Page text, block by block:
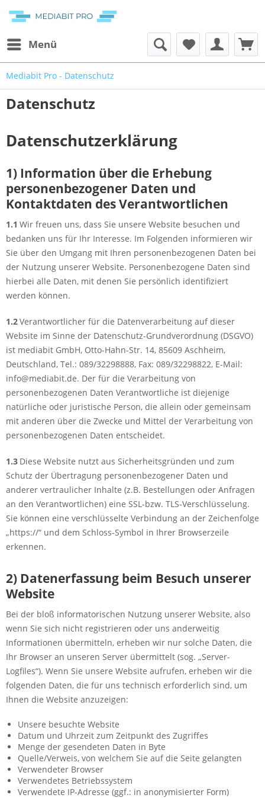
Menü
Mediabit Pro - Datenschutz
Datenschutz
Datenschutzerklärung
1) Information über die Erhebung
personenbezogener Daten und
Kontaktdaten des Verantwortlichen
1.1 Wir freuen uns, dass Sie unsere Website besuchen und
bedanken uns für Ihr Interesse. Im Folgenden informieren wir
Sie über den Umgang mit Ihren personenbezogenen Daten bei
der Nutzung unserer Website. Personenbezogene Daten sind
hierbei alle Daten, mit denen Sie persönlich identifiziert
werden können.
1.2Verantwortlicher für die Datenverarbeitung auf dieser
Website im Sinne der Datenschutz-Grundverordnung (DSGVO)
ist mediabit GmbH, Otto-Hahn-Str. 14, 85609 Aschheim,
Deutschland, Tel.: 089/32298888, Fax: 089/32298822, E-Mail:
info@mediabit.de. Der für die Verarbeitung von
personenbezogenen Daten Verantwortliche ist diejenige
natürliche oder juristische Person, die allein oder gemeinsam
mit anderen über die Zwecke und Mittel der Verarbeitung von
personenbezogenen Daten entscheidet.
1.3 Diese Website nutzt aus Sicherheitsgründen und zum
Schutz der Übertragung personenbezogener Daten und
anderer vertraulicher Inhalte (z.B. Bestellungen oder Anfragen
an den Verantwortlichen) eine SSL-bzw. TLS-Verschlüsselung.
Sie können eine verschlüsselte Verbindung an der Zeichenfolge
„https://“ und dem Schloss-Symbol in Ihrer Browserzeile
erkennen.
2) Datenerfassung beim Besuch unserer
Website
Bei der bloß informatorischen Nutzung unserer Website, also
wenn Sie sich nicht registrieren oder uns anderweitig
Informationen übermitteln, erheben wir nur solche Daten, die
Ihr Browser an unseren Server übermittelt (sog. „Server-
Logfiles“). Wenn Sie unsere Website aufrufen, erheben wir die
folgenden Daten, die für uns technisch erforderlich sind, um
Ihnen die Website anzuzeigen:
Unsere besuchte Website
Datum und Uhrzeit zum Zeitpunkt des Zugriffes
Menge der gesendeten Daten in Byte
Quelle/Verweis, von welchem Sie auf die Seite gelangten
Verwendeter Browser
Verwendetes Betriebssystem
Verwendete IP-Adresse (ggf.: in anonymisierter Form)